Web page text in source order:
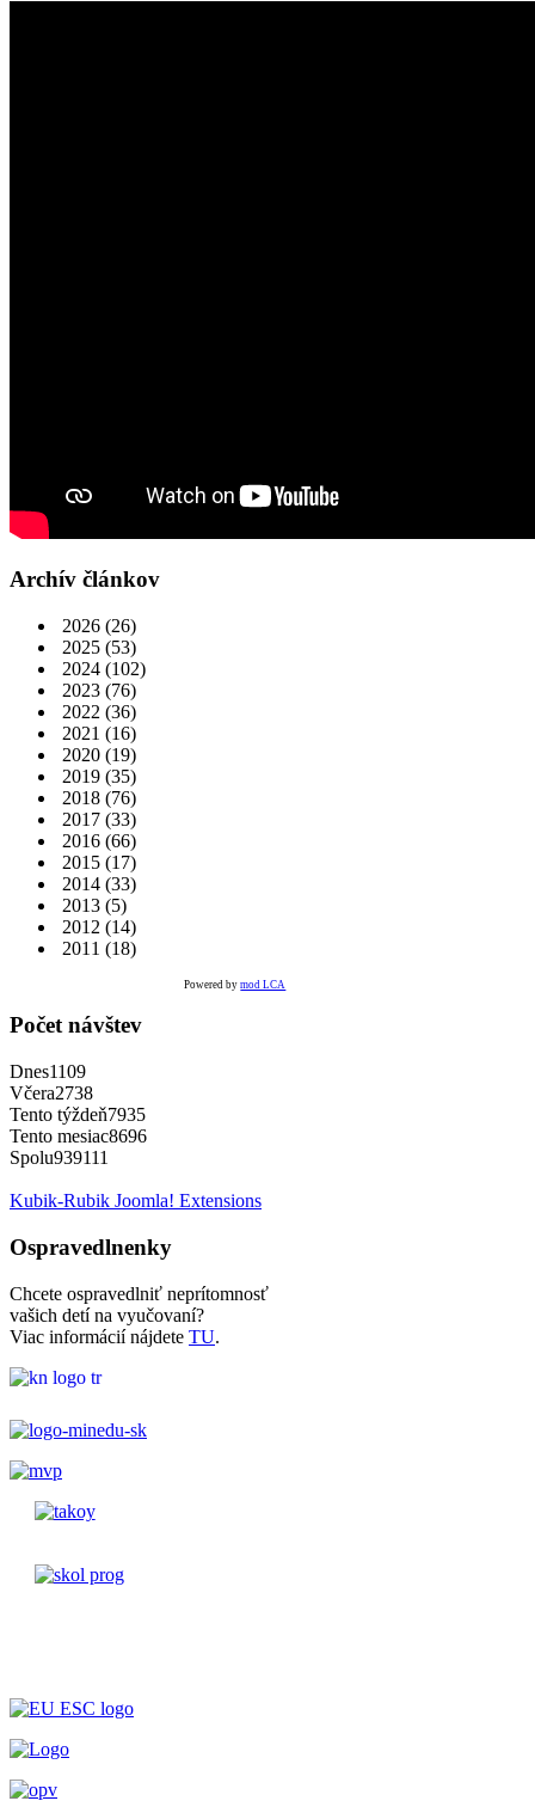
Archív článkov
2026 (26)
2025 (53)
2024 (102)
2023 (76)
2022 (36)
2021 (16)
2020 (19)
2019 (35)
2018 (76)
2017 (33)
2016 (66)
2015 (17)
2014 (33)
2013 (5)
2012 (14)
2011 (18)
Powered bymod LCA
Počet návštev
Dnes1109
Včera2738
Tento týždeň7935
Tento mesiac8696
Spolu939111
Kubik-Rubik Joomla! Extensions
Ospravedlnenky
Chcete ospravedlniť neprítomnosť
vašich detí na vyučovaní?
Viac informácií nájdete TU.